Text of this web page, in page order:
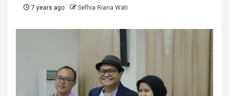
7 years ago Sefhia Riana Wati